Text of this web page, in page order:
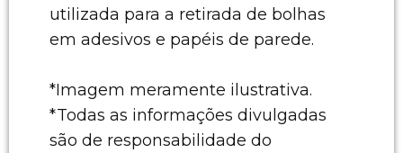
utilizada para a retirada de bolhas
em adesivos e papéis de parede.
*Imagem meramente ilustrativa.
*Todas as informações divulgadas
são de responsabilidade do